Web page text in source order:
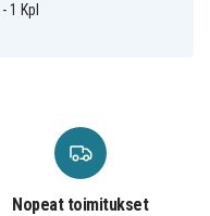
1 Kpl
Nopeat toimitukset